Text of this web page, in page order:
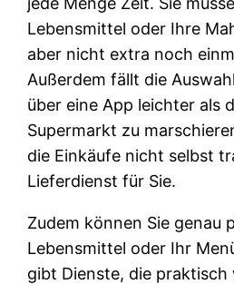
Lebensmittel oder Ihre
aber nicht extra noch
Außerdem fällt die
über eine App leichter als
Supermarkt zu
die Einkäufe nicht selbst
Lieferdienst für Sie.
Zudem können Sie genau
Lebensmittel oder Ihr
gibt Dienste, die praktisch